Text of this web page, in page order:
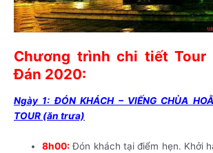
Chương trình chi tiết Tour
Đán 2020:
Ngày 1: ĐÓN KHÁCH – VIẾNG CHÙA
TOUR (ăn trưa)
8h00: Đón khách tại điểm hẹn. Khởi